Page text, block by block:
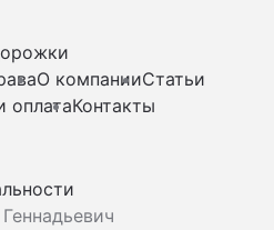
О компанииСтатьи
оплатаКонтакты